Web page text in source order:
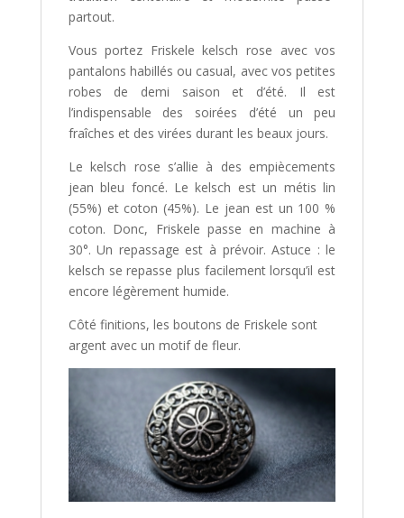
partout.
Vous portez Friskele kelsch rose avec vos
pantalons habillés ou casual, avec vos petites
robes de demi saison et d’été. Il est
l’indispensable des soirées d’été un peu
fraîches et des virées durant les beaux jours.
Le kelsch rose s’allie à des empiècements
jean bleu foncé. Le kelsch est un métis lin
(55%) et coton (45%). Le jean est un 100 %
coton. Donc, Friskele passe en machine à
30°. Un repassage est à prévoir. Astuce : le
kelsch se repasse plus facilement lorsqu’il est
encore légèrement humide.
Côté finitions, les boutons de Friskele sont
argent avec un motif de fleur.